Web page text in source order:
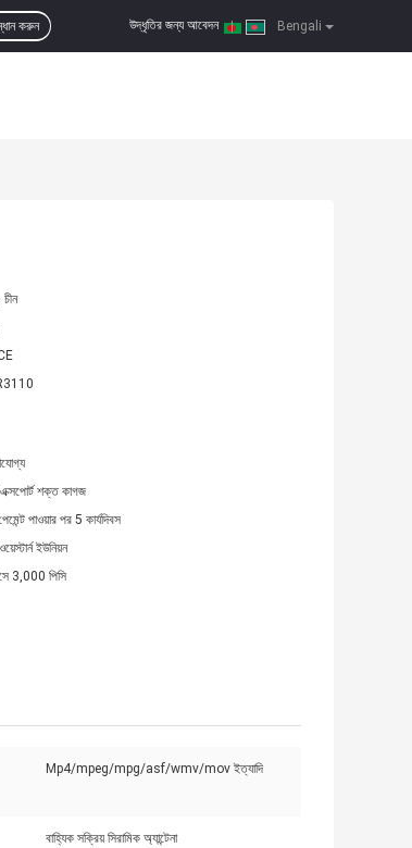
Bengali
উদ্ধৃতির জন্য আবেদন |
করুন
এক্সপোর্ট শক্ত কাগজ
পাওয়ার পর 5 কার্যদিবস
ইউনিয়ন
3,000 পিসি
Mp4/mpeg/mpg/asf/wmv/mov ইত্যাদি
বাহ্যিক সক্রিয় সিরামিক অ্যান্টেনা